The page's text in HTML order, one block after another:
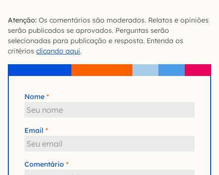
Atenção: Os comentários são moderados. Relatos e opiniões
serão publicados se aprovados. Perguntas serão
selecionadas para publicação e resposta. Entenda os
critérios clicando aqui.
Nome
Email
Comentário